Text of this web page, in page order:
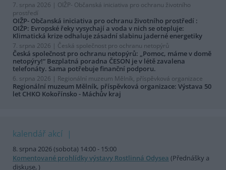
7. srpna 2026 | OIŽP- Občanská iniciativa pro ochranu životního
prostředí
OIŽP- Občanská iniciativa pro ochranu životního prostředí :
OIŽP: Evropské řeky vysychají a voda v nich se otepluje:
Klimatická krize odhaluje zásadní slabinu jaderné energetiky
7. srpna 2026 | Česká společnost pro ochranu netopýrů
Česká společnost pro ochranu netopýrů: „Pomoc, máme v domě
netopýry!“ Bezplatná poradna ČESON je v létě zavalena
telefonáty. Sama potřebuje finanční podporu.
6. srpna 2026 | Regionální muzeum Mělník, příspěvková organizace
Regionální muzeum Mělník, příspěvková organizace: Výstava 50
let CHKO Kokořínsko - Máchův kraj
kalendář akcí
8. srpna 2026 (sobota) 14:00 - 15:00
Komentované prohlídky výstavy Rostlinná Odysea (Přednášky a
diskuse, )